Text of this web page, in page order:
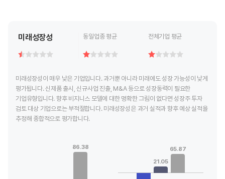
미래성장성 동일업종 평균 전체기업 평균
미래성장성이 매우 낮은 기업입니다. 과거뿐 아니라 미래에도 성장 가능성이 낮게
평가됩니다. 신제품 출시, 신규사업 진출, M&A 등으로 성장동력이 필요한
기업유형입니다. 향후 비지니스 모델에 대한 명확한 그림이 없다면 성장주 투자
검토 대상 기업으로는 부적절합니다. 미래성장성은 과거 실적과 향후 예상 실적을
추정해 종합적으로 평가합니다.
View as data table, Chart
The chart has 1 X axis displaying categories.
The chart has 1 Y axis displaying values. Data ranges from
86.38
View as data table, Chart
The chart has 1 X axis
The chart has 1 Y axis
21.05
65.87